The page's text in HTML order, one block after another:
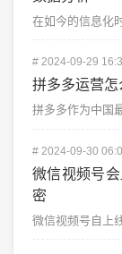
# 2024-09-29
拼多多运营
# 2024-09-30
微信视频号
密